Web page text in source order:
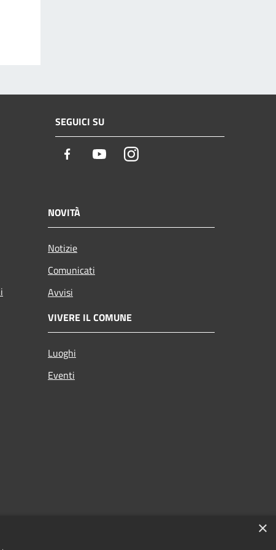
SEGUICI SU
Facebook YoutubeInstagram
NOVITÀ
Notizie
Comunicati
Avvisi
VIVERE IL COMUNE
Luoghi
Eventi
×